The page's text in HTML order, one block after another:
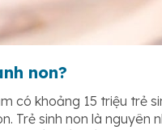
non?
có khoảng 15 triệu trẻ
Trẻ sinh non là